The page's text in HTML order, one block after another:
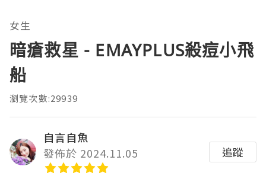
女生
暗瘡救星 - EMAYPLUS殺痘⼩⾶
船
瀏覽次數:29939
自言自魚
發佈於 2024.11.05
追蹤